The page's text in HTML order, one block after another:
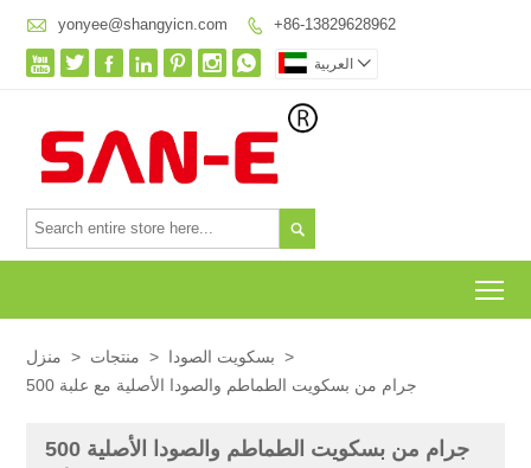
 yonyee@shangyicn.com  +86-13829628962
       العربية 

منزل > منتجات > بسكويت الصودا >
500 جرام من بسكويت الطماطم والصودا الأصلية مع علبة
500 جرام من بسكويت الطماطم والصودا الأصلية